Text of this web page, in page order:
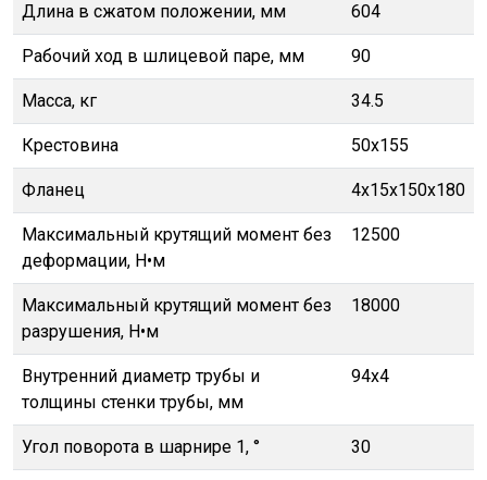
Длина в сжатом положении, мм 604
Рабочий ход в шлицевой паре, мм 90
Масса, кг 34.5
Крестовина 50х155
Фланец 4х15х150х180
Максимальный крутящий момент без
деформации, Н•м
12500
Максимальный крутящий момент без
разрушения, Н•м
18000
Внутренний диаметр трубы и
толщины стенки трубы, мм
94x4
Угол поворота в шарнире 1, ° 30